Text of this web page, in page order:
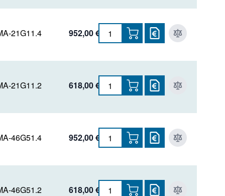
21G11.4 952,00 €
21G11.2 618,00 €
46G51.4 952,00 €
46G51.2 618,00 €